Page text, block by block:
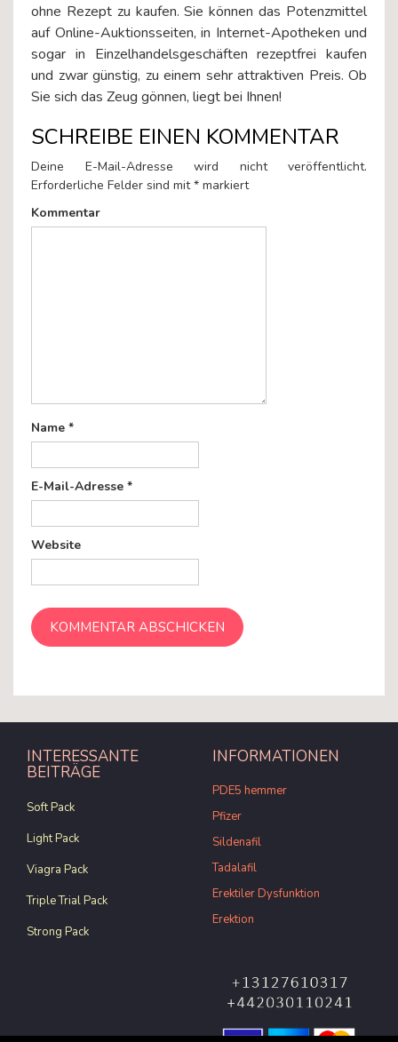
ohne Rezept zu kaufen. Sie können das Potenzmittel
auf Online-Auktionsseiten, in Internet-Apotheken und
sogar in Einzelhandelsgeschäften rezeptfrei kaufen
und zwar günstig, zu einem sehr attraktiven Preis. Ob
Sie sich das Zeug gönnen, liegt bei Ihnen!
SCHREIBE EINEN KOMMENTAR
Deine E-Mail-Adresse wird nicht veröffentlicht.
Erforderliche Felder sind mit* markiert
Kommentar
Name *
E-Mail-Adresse *
Website
INTERESSANTE
BEITRÄGE
Soft Pack
Light Pack
Viagra Pack
Triple Trial Pack
Strong Pack
INFORMATIONEN
PDE5 hemmer
Pfizer
Sildenafil
Tadalafil
Erektiler Dysfunktion
Erektion